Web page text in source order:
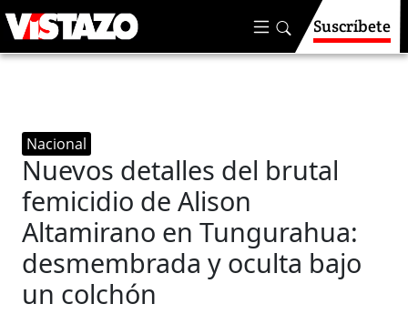
Suscríbete
Nacional
Nuevos detalles del brutal
femicidio de Alison
Altamirano en Tungurahua:
desmembrada y oculta bajo
un colchón